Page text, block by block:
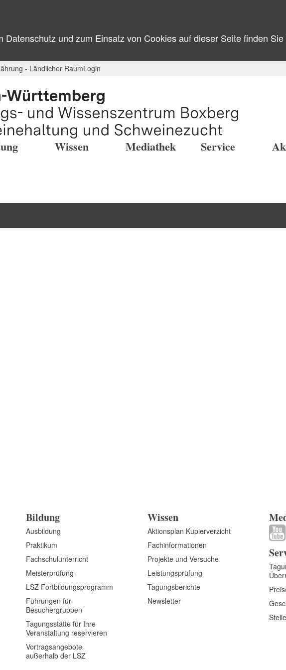
Datenschutz und zum Einsatz von Cookies auf dieser Seite finden
- Ländlicher RaumLogin
Wissen Mediathek Service
Bildung
Ausbildung
Praktikum
Fachschulunterricht
Meisterprüfung
LSZ Fortbildungsprogramm
Führungen für
Besuchergruppen
Tagungsstätte für Ihre
Veranstaltung reservieren
Vortragsangebote
außerhalb der LSZ
Wissen
Aktionsplan Kupierverzicht
Fachinformationen
Projekte und Versuche
Leistungsprüfung
Tagungsberichte
Newsletter